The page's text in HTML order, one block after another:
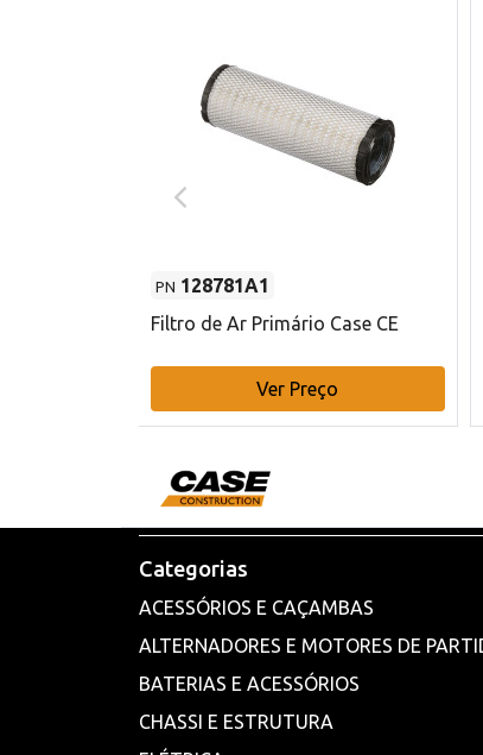
PN 128781A1
Filtro de Ar Primário Case CE
Ver Preço
Categorias
ACESSÓRIOS E CAÇAMBAS
ALTERNADORES E MOTORES DE
BATERIAS E ACESSÓRIOS
CHASSI E ESTRUTURA